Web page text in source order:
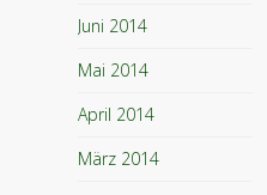
Juni 2014
Mai 2014
April 2014
März 2014